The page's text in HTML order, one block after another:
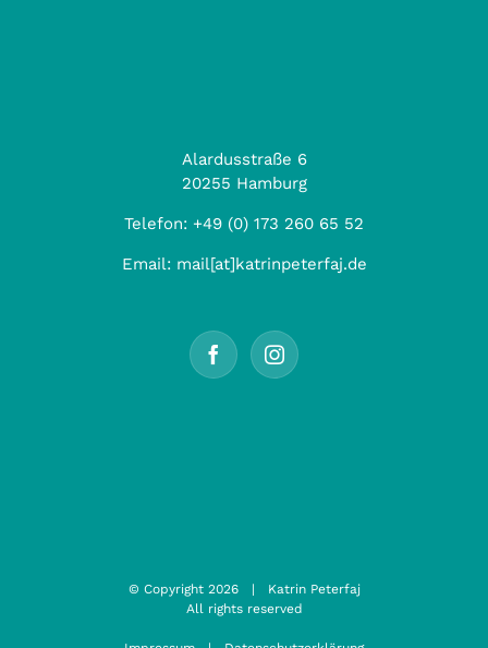
Alardusstraße 6
20255 Hamburg
Telefon: +49 (0) 173 260 65 52
Email: mail[at]katrinpeterfaj.de
© Copyright 2026 | Katrin Peterfaj
All rights reserved